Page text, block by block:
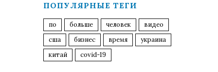
ПОПУЛЯРНЫЕ ТЕГИ
по больше человек
видео
сша
бизнес время
украина
китай
covid-19